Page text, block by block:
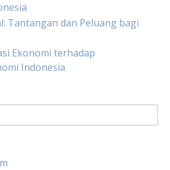
Tantangan dan Peluang bagi
Ekonomi terhadap
Indonesia